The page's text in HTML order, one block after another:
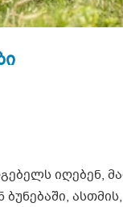
იღებენ,